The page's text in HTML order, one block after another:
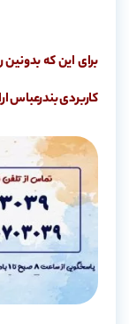
برای این که
کاربردی بندرعباس